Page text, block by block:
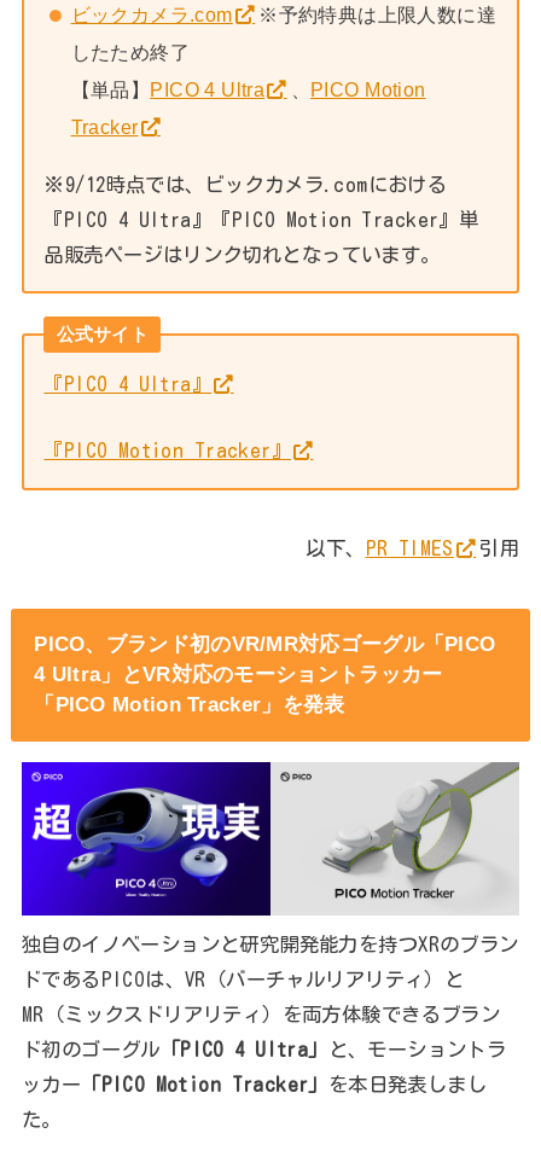
ビックカメラ.com
※予約特典は上限人数に達
したため終了
【単品】 PICO 4 Ultra
PICO Motion
Tracker
※9/12時点では、ビックカメラ.comにおける
『PICO 4 Ultra』『PICO Motion Tracker』単
品販売ページはリンク切れとなっています。
公式サイト
『PICO 4 Ultra』
『PICO Motion Tracker』
以下、 PR TIMES 引用
PICO、ブランド初のVR/MR対応ゴーグル「PICO
4 Ultra」とVR対応のモーショントラッカー
「PICO Motion Tracker」を発表
独自のイノベーションと研究開発能力を持つXRのブラン
ドであるPICOは、VR（バーチャルリアリティ）と
MR（ミックスドリアリティ）を両方体験できるブラン
ド初のゴーグル 「PICO 4 Ultra」
と、モーショントラ
ッカー 「PICO Motion Tracker」
を本日発表しまし
た。